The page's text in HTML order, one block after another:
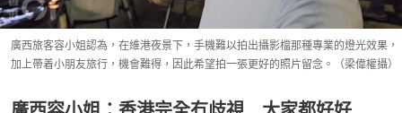
廣西旅客容小姐認為，在維港夜景下，手機難以拍出攝影檔那種專業的燈光效果，
加上帶着小朋友旅行，機會難得，因此希望拍一張更好的照片留念。（梁偉權攝）